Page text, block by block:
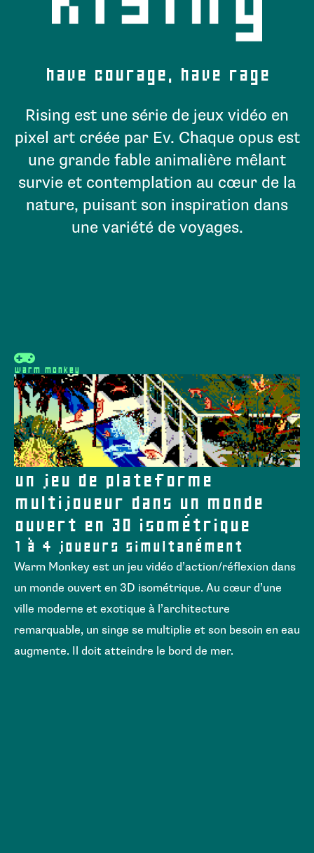
have courage, have rage
Rising est une série de jeux vidéo en
pixel art créée par Ev. Chaque opus est
une grande fable animalière mêlant
survie et contemplation au cœur de la
nature, puisant son inspiration dans
une variété de voyages.
warm monkey
un jeu de plateforme
multijoueur dans un monde
ouvert en 3D isométrique
1 à 4 joueurs simultanément
Warm Monkey est un jeu vidéo d’action/réflexion dans
un monde ouvert en 3D isométrique. Au cœur d’une
ville moderne et exotique à l’architecture
remarquable, un singe se multiplie et son besoin en eau
augmente. Il doit atteindre le bord de mer.